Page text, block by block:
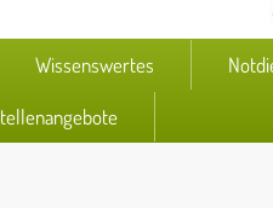
Wissenswertes